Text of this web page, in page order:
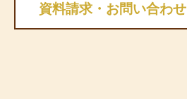
資料請求・お問い合わせ